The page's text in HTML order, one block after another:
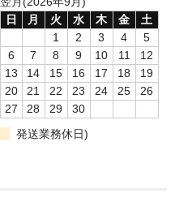
日
月 火 水 木 金
土
1
2 3 4
5
6
7 8 9 10 11
12
13
14 15 16 17 18
19
20
21 22 23 24 25
26
27
28 29
30
発送業務休日)